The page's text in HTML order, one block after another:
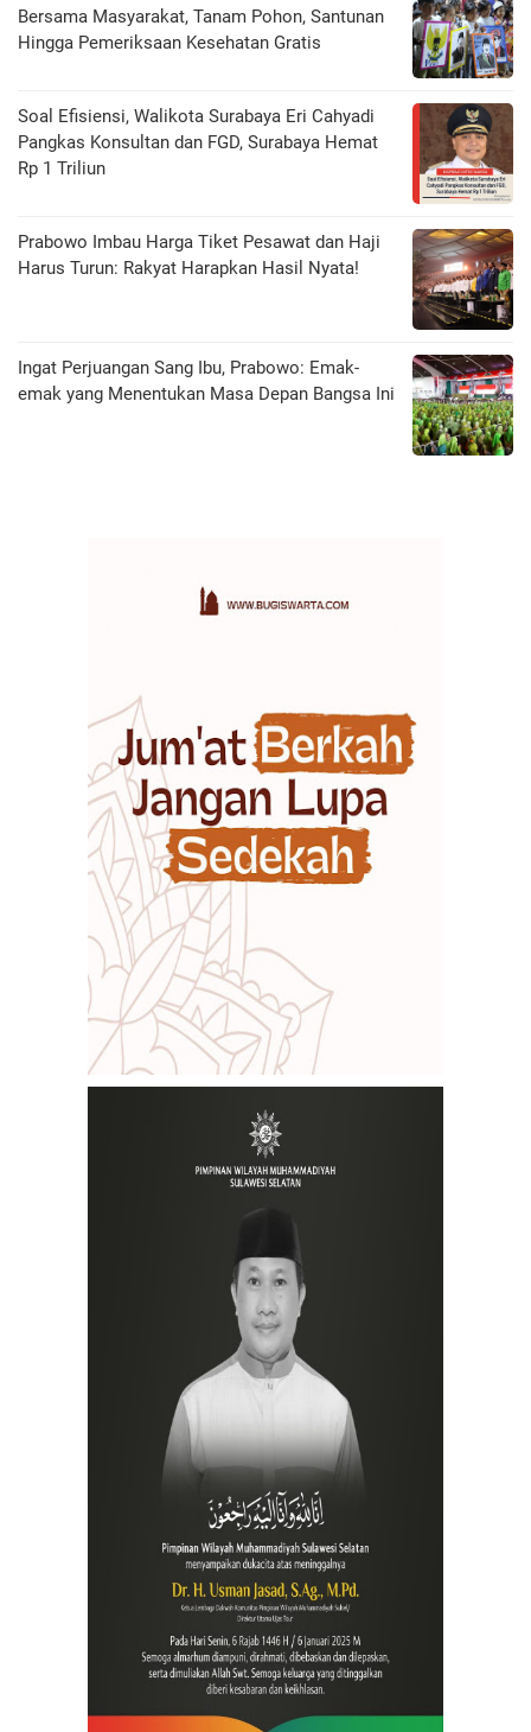
Bersama Masyarakat, Tanam Pohon, Santunan
Hingga Pemeriksaan Kesehatan Gratis
Soal Efisiensi, Walikota Surabaya Eri Cahyadi
Pangkas Konsultan dan FGD, Surabaya Hemat
Rp 1 Triliun
Prabowo Imbau Harga Tiket Pesawat dan Haji
Harus Turun: Rakyat Harapkan Hasil Nyata!
Ingat Perjuangan Sang Ibu, Prabowo: Emak-
emak yang Menentukan Masa Depan Bangsa Ini